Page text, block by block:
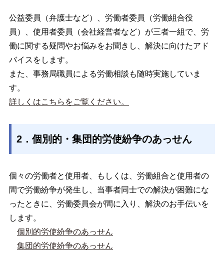
公益委員（弁護士など）、労働者委員（労働組合役
員）、使用者委員（会社経営者など）が三者一組で、労
働に関する疑問やお悩みをお聞きし、解決に向けたアド
バイスをします。
また、事務局職員による労働相談も随時実施していま
す。
詳しくはこちらをご覧ください。
2．個別的・集団的労使紛争のあっせん
個々の労働者と使用者、もしくは、労働組合と使用者の
間で労働紛争が発生し、当事者同士での解決が困難にな
ったときに、労働委員会が間に入り、解決のお手伝いを
します。
個別的労使紛争のあっせん
集団的労使紛争のあっせん